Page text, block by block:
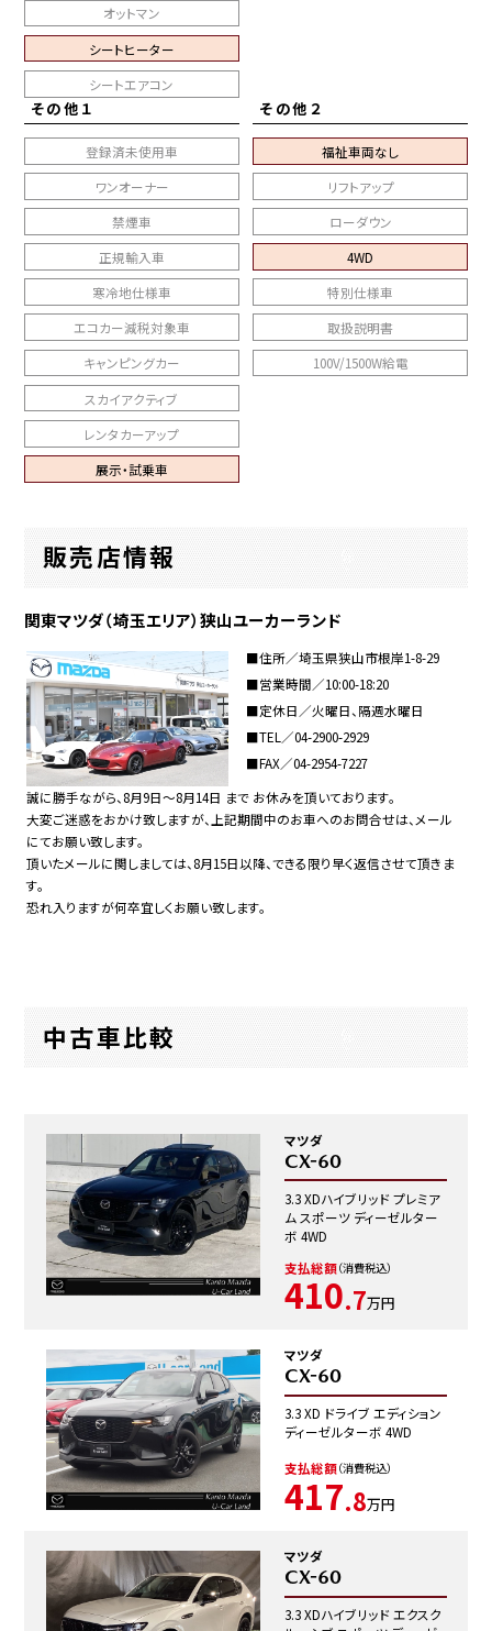
オットマン
シートヒーター
シートエアコン
その他１
登録済未使用車
ワンオーナー
禁煙車
正規輸入車
寒冷地仕様車
エコカー減税対象車
キャンピングカー
スカイアクティブ
レンタカーアップ
展示・試乗車
その他２
福祉車両なし
リフトアップ
ローダウン
4WD
特別仕様車
取扱説明書
100V/1500W給電
販売店情報
関東マツダ（埼玉エリア）狭山ユーカーランド
■住所／埼玉県狭山市根岸1-8-29
■営業時間／10:00-18:20
■定休日／火曜日、隔週水曜日
■TEL／04-2900-2929
■FAX／04-2954-7227
誠に勝手ながら、8月9日～8月14日 まで お休みを頂いております。
大変ご迷惑をおかけ致しますが、上記期間中のお車へのお問合せは、メール
にてお願い致します。
頂いたメールに関しましては、8月15日以降、できる限り早く返信させて頂きま
す。
恐れ入りますが何卒宜しくお願い致します。
中古車比較
マツダ
CX-60
3.3 XDハイブリッド プレミア
ム スポーツ ディーゼルター
ボ 4WD
支払総額（消費税込）
410.7万円
マツダ
CX-60
3.3 XD ドライブ エディション
ディーゼルターボ 4WD
支払総額（消費税込）
417.8万円
マツダ
CX-60
3.3 XDハイブリッド エクスク